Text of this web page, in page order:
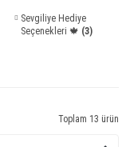
Sevgiliye Hediye
Seçenekleri 🍁 (3)
Toplam 13 ürün